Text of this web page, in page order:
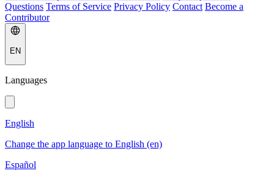
Questions Terms of Service Privacy Policy Contact Become a
Contributor
EN
Languages
English
Change the app language to English (en)
Español